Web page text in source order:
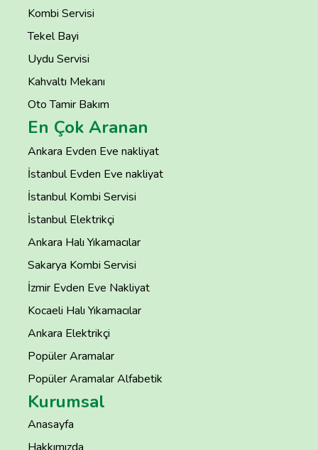
Kombi Servisi
Tekel Bayi
Uydu Servisi
Kahvaltı Mekanı
Oto Tamir Bakım
En Çok Aranan
Ankara Evden Eve nakliyat
İstanbul Evden Eve nakliyat
İstanbul Kombi Servisi
İstanbul Elektrikçi
Ankara Halı Yıkamacılar
Sakarya Kombi Servisi
İzmir Evden Eve Nakliyat
Kocaeli Halı Yıkamacılar
Ankara Elektrikçi
Popüler Aramalar
Popüler Aramalar Alfabetik
Kurumsal
Anasayfa